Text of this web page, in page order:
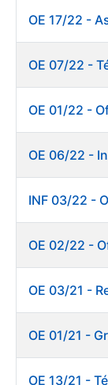
OE 17/22 -
OE 02/22 -
OE 01/21 -